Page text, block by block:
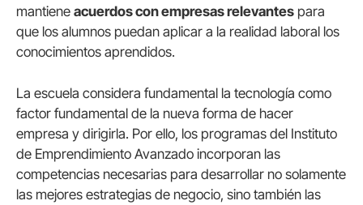
mantiene acuerdos con empresas relevantes para
que los alumnos puedan aplicar a la realidad laboral los
conocimientos aprendidos.
La escuela considera fundamental la tecnología como
factor fundamental de la nueva forma de hacer
empresa y dirigirla. Por ello, los programas del Instituto
de Emprendimiento Avanzado incorporan las
competencias necesarias para desarrollar no solamente
las mejores estrategias de negocio, sino también las